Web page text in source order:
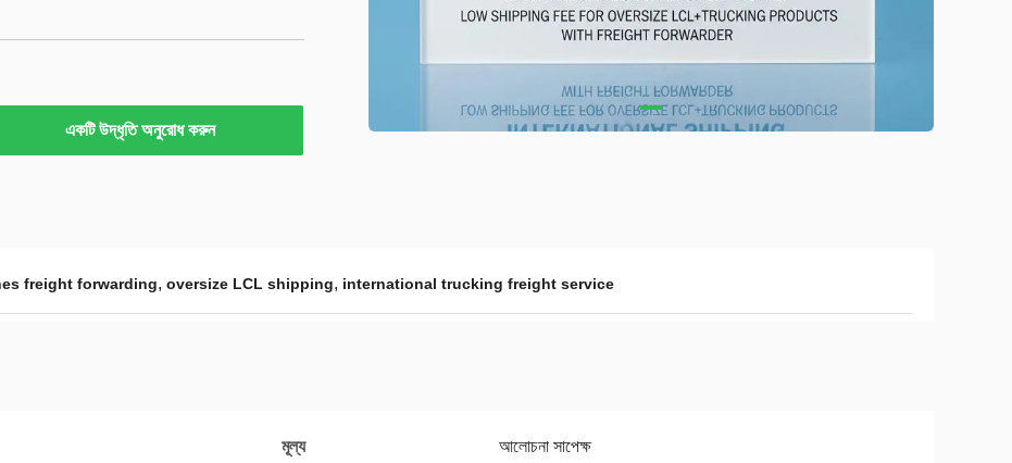
একটি উদ্ধৃতি অনুরোধ করুন
freight forwarding, oversize LCL shipping, international trucking freight service
মূল্য আলোচনা সাপেক্ষ